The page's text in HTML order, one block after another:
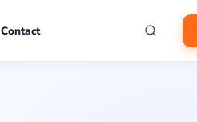
Contact